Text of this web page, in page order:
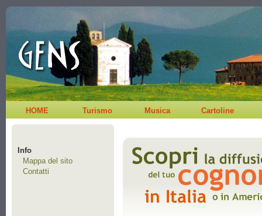
HOME Turismo Musica Cartoline
Info
Mappa del sito
Contatti